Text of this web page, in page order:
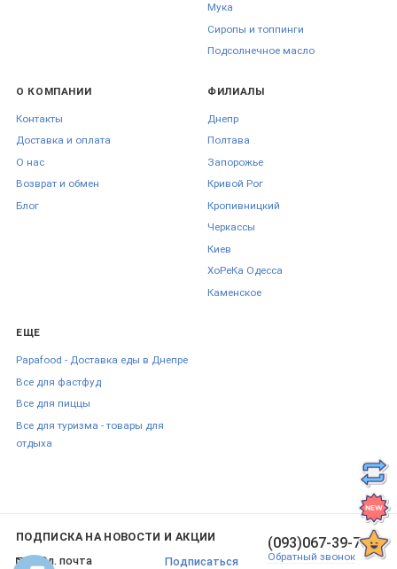
Мука
Сиропы и топпинги
Подсолнечное масло
О КОМПАНИИ
Контакты
Доставка и оплата
О нас
Возврат и обмен
Блог
ФИЛИАЛЫ
Днепр
Полтава
Запорожье
Кривой Рог
Кропивницкий
Черкаcсы
Киев
ХоРеКа Одесса
Каменское
ЕЩЕ
Papafood - Доставка еды в Днепре
Все для фастфуд
Все для пиццы
Все для туризма - товары для
отдыха
ПОДПИСКА НА НОВОСТИ И АКЦИИ
Подписаться
(093)067-39-70
Обратный звонок